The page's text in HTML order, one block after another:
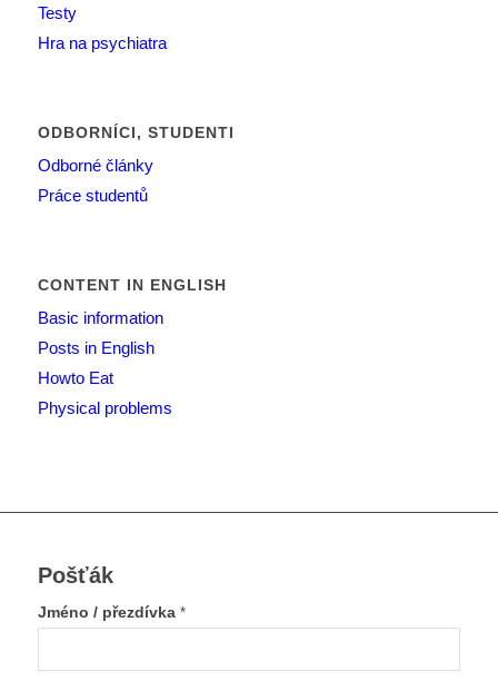
Testy
Hra na psychiatra
ODBORNÍCI, STUDENTI
Odborné články
Práce studentů
CONTENT IN ENGLISH
Basic information
Posts in English
Howto Eat
Physical problems
Pošťák
Jméno / přezdívka *